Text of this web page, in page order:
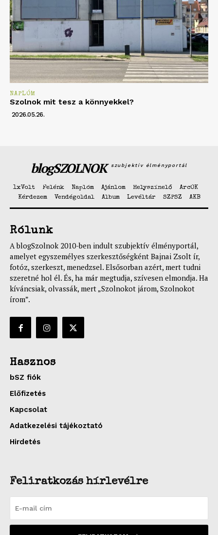
NAPLÓM
Szolnok mit tesz a könnyekkel?
2026.05.26.
blogSZOLNOK szubjektív élményportál
1xVolt Felénk Naplóm Ajánlom Helyszínelő
ArcOK
Kérdezem
Vendégoldal Album Levéltár SZPSZ AKB
Rólunk
A blogSzolnok 2010-ben indult szubjektív élményportál,
amelyet egyszemélyes szerkesztőségként Bajnai Zsolt ír,
fotóz, szerkeszt, menedzsel. Elsősorban azért, mert tudni
szeretné hol él. És, ha már megtudja, szívesen elmondja. Ha
kíváncsiak, olvassák, mert „Szolnokot járom, Szolnokot
írom”.
Hasznos
bSZ fiók
Előfizetés
Kapcsolat
Adatkezelési tájékoztató
Hirdetés
Feliratkozás hírlevélre